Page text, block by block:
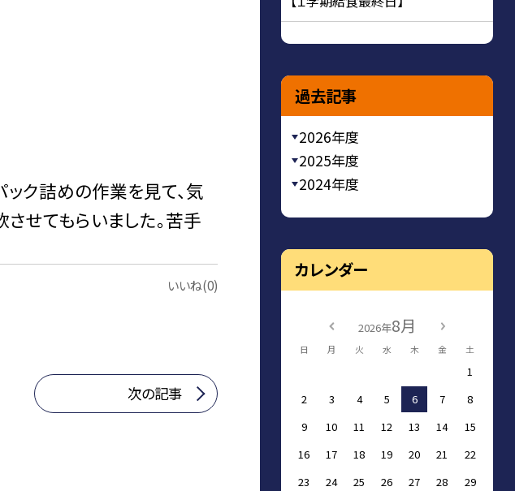
ク詰めの作業を見て、気
せてもらいました。苦手
いいね(0)
次の記事
過去記事
2026年度
2025年度
2024年度
カレンダー
2026年8月
日 月 火 水 木 金 土
1
2
3 4 5 6 7
8
9
10 11 12 13 14
15
16
17 18 19 20 21
22
23
24 25 26 27 28
29